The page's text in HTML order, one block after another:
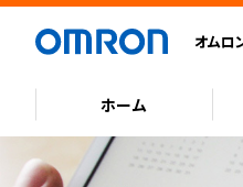
ページの先頭です。
ページ内を移動するためのリンク
ヘッダーへ
フッターへ
オムロ
ホーム
会社案内
製品紹介
カタログダウンロー
技術紹介
サポート
新着情報
ヘッダーはここまでです。
本文の先頭です。
ページはここまでです。